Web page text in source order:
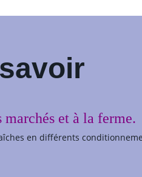
et à la ferme.
en différents